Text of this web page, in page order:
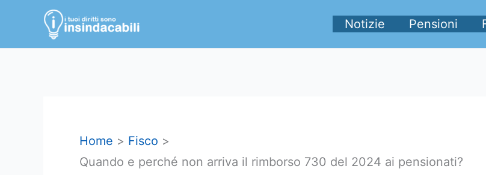
contenuto
Notizie Pensioni
Home
Fisco
Quando e perché non arriva il rimborso 730 del 2024 ai pensionati?